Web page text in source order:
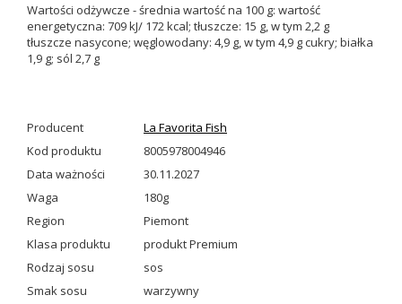
Wartości odżywcze - średnia wartość na 100 g: wartość
energetyczna: 709 kJ/ 172 kcal; tłuszcze: 15 g, w tym 2,2 g
tłuszcze nasycone; węglowodany: 4,9 g, w tym 4,9 g cukry; białka
1,9 g; sól 2,7 g
Producent
La Favorita Fish
Kod produktu
8005978004946
Data ważności
30.11.2027
Waga
180g
Region
Piemont
Klasa produktu
produkt Premium
Rodzaj sosu
sos
Smak sosu
warzywny